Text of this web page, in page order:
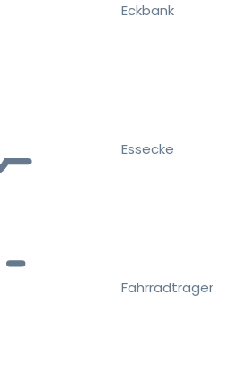
Eckbank
Essecke
Fahrradträger